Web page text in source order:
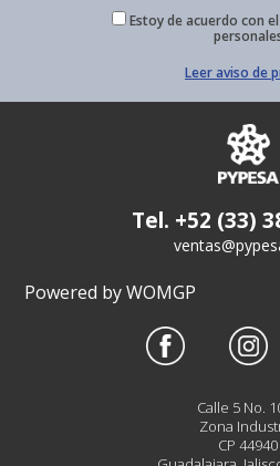
Estoy de acuerdo con
Leer aviso de
Tel. +52 (33)
Powered by WOMGP
Calle 5 No.
Zona
CP 44940